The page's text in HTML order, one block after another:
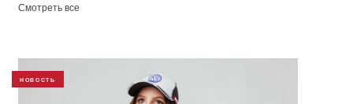
Смотреть все
НОВОСТЬ